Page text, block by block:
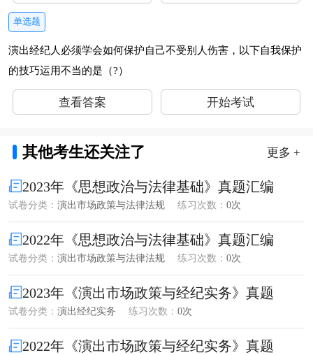
单选题
演出经纪人必须学会如何保护自己不受别人伤害，以下自我保护
的技巧运用不当的是（?）
查看答案 开始考试
其他考生还关注了 更多 +
2023年《思想政治与法律基础》真题汇编
试卷分类： 演出市场政策与法律法规 练习次数： 0次
2022年《思想政治与法律基础》真题汇编
试卷分类： 演出市场政策与法律法规 练习次数： 0次
2023年《演出市场政策与经纪实务》真题
试卷分类： 演出经纪实务 练习次数： 0次
2022年《演出市场政策与经纪实务》真题